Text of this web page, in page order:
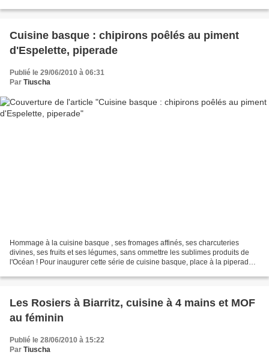
Cuisine basque : chipirons poêlés au piment
d'Espelette, piperade
Publié le 29/06/2010 à 06:31
Par Tiuscha
Hommage à la cuisine basque , ses fromages affinés, ses charcuteries
divines, ses fruits et ses légumes, sans ommettre les sublimes produits de
l'Océan ! Pour inaugurer cette série de cuisine basque, place à la piperade ,
Les Rosiers à Biarritz, cuisine à 4 mains et MOF
au féminin
Publié le 28/06/2010 à 15:22
Par Tiuscha